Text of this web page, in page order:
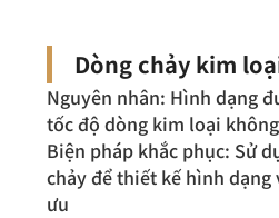
Dòng chảy kim
Nguyên nhân: Hình dạng
tốc độ dòng kim loại
Biện pháp khắc phục: Sử
chảy để thiết kế hình
ưu